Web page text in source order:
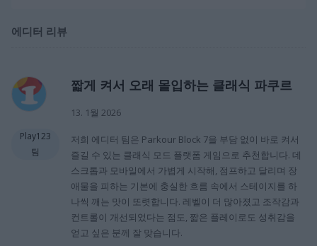
에디터 리뷰
Play123
팀
짧게 켜서 오래 몰입하는 클래식 파쿠르
13. 1월 2026
저희 에디터 팀은 Parkour Block 7을 부담 없이 바로 켜서
즐길 수 있는 클래식 모드 플랫폼 게임으로 추천합니다. 데
스크톱과 모바일에서 가볍게 시작해, 점프하고 달리며 장
애물을 피하는 기본에 충실한 흐름 속에서 스테이지를 하
나씩 깨는 맛이 또렷합니다. 레벨이 더 많아졌고 조작감과
컨트롤이 개선되었다는 점도, 짧은 플레이로도 성취감을
얻고 싶은 분께 잘 맞습니다.